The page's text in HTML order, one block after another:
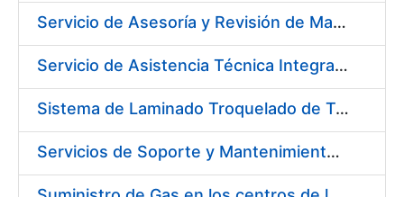
Servicio de Asesoría y Revisión de Maquinaria en FNMT-RCM
Servicio de Asistencia Técnica Integral de Impresora HP Indigo Serie III HP 7900
Sistema de Laminado Troquelado de Tarjetas ISO 7810
Servicios de Soporte y Mantenimiento de Licencias de Software de la FNMT-RCM (3 Lotes)